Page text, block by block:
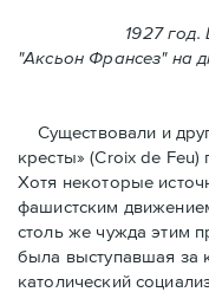
1927
"Аксьон Франсез" на
Существовали и
кресты» (Croix de
Хотя некоторые
фашистским
столь же чужда этим
была выступавшая за
католический